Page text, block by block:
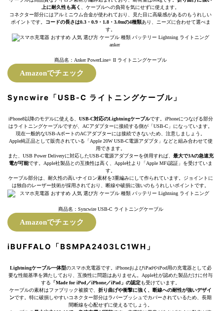
上に耐久性も高く
、ケーブルへの負荷を気にせずに使えます。
コネクター部分にはアルミニウム合金が使われており、見た目に高級感があるのもうれしい
ポイントです。
コードの長さは0.3・0.9・1.8・3.0mの4種類あり、ニーズに合わせて選べま
す。
商品名：Anker PowerLine+ II ライトニングケーブル
Amazonでチェック
Syncwire「USB-C ライトニングケーブル」
iPhone8以降のモデルに使える、 USB-C対応のLightningケーブルです。iPhoneにつなげる部分
はライトニングケーブルですが、ACアダプターに接続する側が「USB-C」になっています。
現在一般的なUSB-AポートのACアダプターには接続できないため、注意しましょう。
Apple純正品として販売されている「Apple 20W USB-C電源アダプタ」などと組み合わせて使
用できます。
また、USB Power Deliveryに対応したUSB-C電源アダプターを併用すれば、 最大で3Aの急速充
電が可能です。Apple社製品との互換性は高く、Apple社より「Apple MFi認証」を受けていま
す。
ケーブル部分は、耐久性の高いナイロン素材を3重編みにして作られています。ジョイントに
は独自のレーザー技術が採用されており、断線や破損に強いのもうれしいポイントです。
商品名：Syncwire USB-C ライトニングケーブル
Amazonでチェック
iBUFFALO「BSMPA2403LC1WH」
Lightningケーブル一体型のスマホ充電器です。iPhoneおよびiPadやiPod用の充電器として必
要な性能基準を満たしており、互換性に問題はありません。Apple社が認めた製品だけに付与
する 「Made for iPod／iPhone／iPad」の認定も受けています。
ケーブルの素材はファブリック被膜で、 折り曲げや衝撃に強く、断線への耐性が強いデザイ
ンです。特に破損しやすいコネクター部分はラバーブッシュでカバーされているため、長期
間断線を心配せずに使えるでしょう。